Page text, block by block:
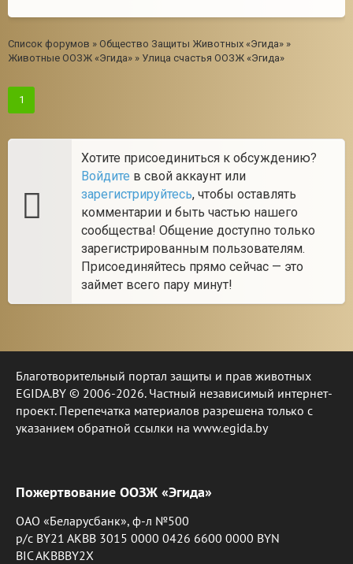
Список форумов » Общество Защиты Животных «Эгида» »
Животные ООЗЖ «Эгида» » Улица счастья ООЗЖ «Эгида»
1
Хотите присоединиться к обсуждению?
Войдите в свой аккаунт или
зарегистрируйтесь, чтобы оставлять
комментарии и быть частью нашего
сообщества! Общение доступно только
зарегистрированным пользователям.
Присоединяйтесь прямо сейчас — это
займет всего пару минут!
Благотворительный портал защиты и прав животных
EGIDA.BY © 2006-2026. Частный независимый интернет-
проект. Перепечатка материалов разрешена только с
указанием обратной ссылки на www.egida.by
Пожертвование ООЗЖ «Эгида»
ОАО «Беларусбанк», ф-л №500
р/с BY21 AKBB 3015 0000 0426 6600 0000 BYN
BIC AKBBBY2X